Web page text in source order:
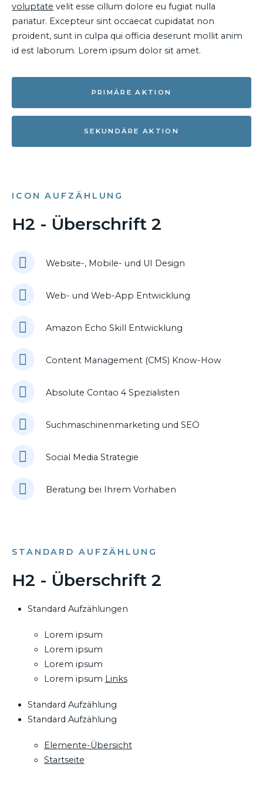
voluptate velit esse cillum dolore eu fugiat nulla
pariatur. Excepteur sint occaecat cupidatat non
proident, sunt in culpa qui officia deserunt mollit anim
id est laborum. Lorem ipsum dolor sit amet.
PRIMÄRE AKTION
SEKUNDÄRE AKTION
ICON AUFZÄHLUNG
H2 - Überschrift 2
Website-, Mobile- und UI Design
Web- und Web-App Entwicklung
Amazon Echo Skill Entwicklung
Content Management (CMS) Know-How
Absolute Contao 4 Spezialisten
Suchmaschinenmarketing und SEO
Social Media Strategie
Beratung bei Ihrem Vorhaben
STANDARD AUFZÄHLUNG
H2 - Überschrift 2
Standard Aufzählungen
Lorem ipsum
Lorem ipsum
Lorem ipsum
Lorem ipsum Links
Standard Aufzählung
Standard Aufzählung
Elemente-Übersicht
Startseite